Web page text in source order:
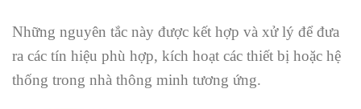
Những nguyên tắc này được kết hợp và xử lý để đưa
ra các tín hiệu phù hợp, kích hoạt các thiết bị hoặc hệ
thống trong nhà thông minh tương ứng.